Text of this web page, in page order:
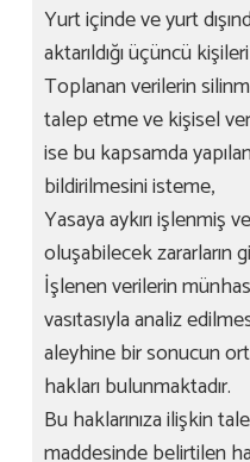
Yurt içinde ve yurt
aktarıldığı üçüncü
Toplanan verilerin
talep etme ve kişisel
ise bu kapsamda
bildirilmesini isteme,
Yasaya aykırı işlenmiş
oluşabilecek zararların
İşlenen verilerin
vasıtasıyla analiz
aleyhine bir sonucun
hakları bulunmaktadır.
Bu haklarınıza ilişkin
maddesinde belirtilen